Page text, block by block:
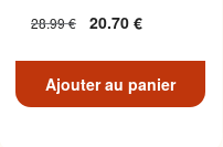
28.99€ 20.70 €
Ajouter au panier